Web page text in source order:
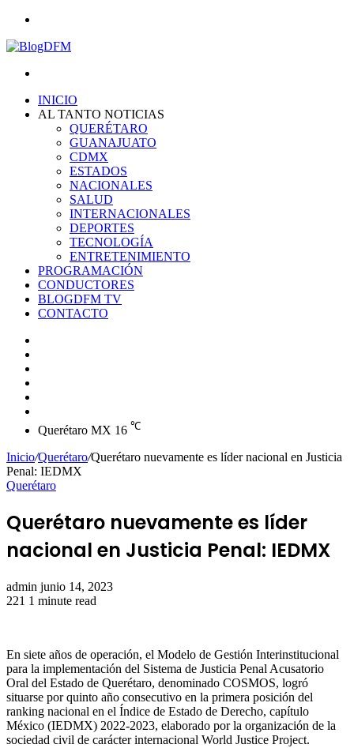
INICIO
AL TANTO NOTICIAS
QUERÉTARO
GUANAJUATO
CDMX
ESTADOS
NACIONALES
SALUD
INTERNACIONALES
DEPORTES
TECNOLOGÍA
ENTRETENIMIENTO
PROGRAMACIÓN
CONDUCTORES
BLOGDFM TV
CONTACTO
Querétaro MX 16 ℃
Inicio/Querétaro/Querétaro nuevamente es líder nacional en Justicia
Penal: IEDMX
Querétaro
Querétaro nuevamente es líder
nacional en Justicia Penal: IEDMX
admin Send
an
junio 14, 2023
221 1 minute read
En siete años de operación, el Modelo de Gestión Interinstitucional
para la implementación del Sistema de Justicia Penal Acusatorio
Oral del Estado de Querétaro, denominado COSMOS, logró
situarse por quinto año consecutivo en la primera posición del
ranking nacional en el Índice de Estado de Derecho, capítulo
México (IEDMX) 2022-2023, elaborado por la organización de la
sociedad civil de carácter internacional World Justice Project.